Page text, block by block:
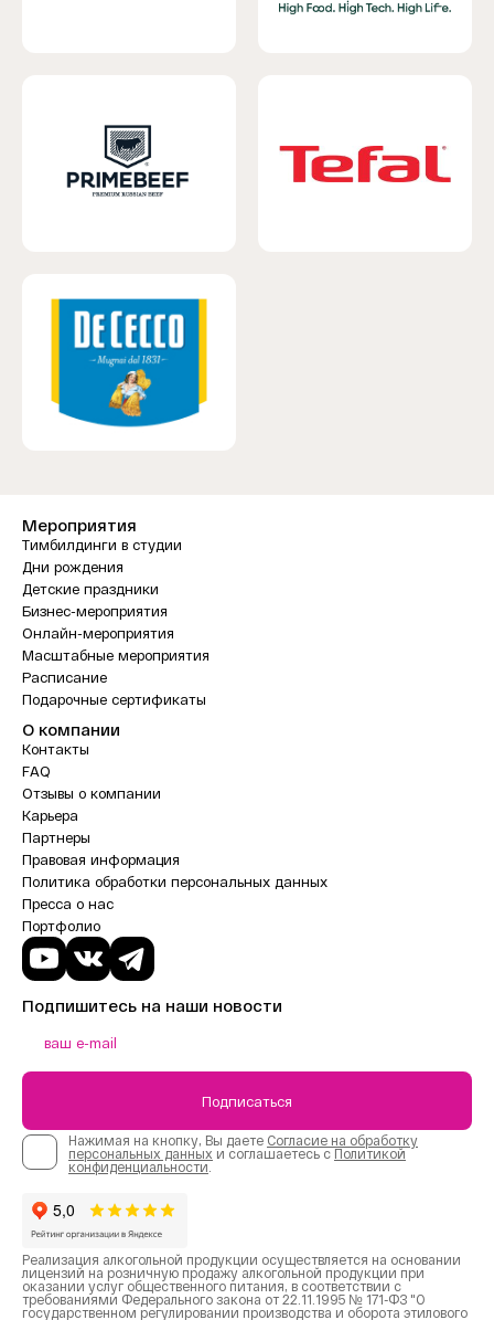
Мероприятия
Тимбилдинги в студии
Дни рождения
Детские праздники
Бизнес-мероприятия
Онлайн-мероприятия
Масштабные мероприятия
Расписание
Подарочные сертификаты
О компании
Контакты
FAQ
Отзывы о компании
Карьера
Партнеры
Правовая информация
Политика обработки персональных данных
Пресса о нас
Портфолио
Подпишитесь на наши новости
Подписаться
Нажимая на кнопку, Вы даете Согласие на обработку
персональных данных и соглашаетесь с Политикой
конфиденциальности.
Реализация алкогольной продукции осуществляется на основании
лицензий на розничную продажу алкогольной продукции при
оказании услуг общественного питания, в соответствии с
требованиями Федерального закона от 22.11.1995 № 171-ФЗ "О
государственном регулировании производства и оборота этилового